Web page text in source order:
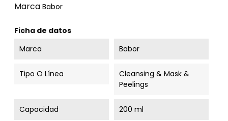
Marca Babor
Ficha de datos
Marca
Babor
Tipo O Línea
Cleansing & Mask &
Peelings
Capacidad 200 ml